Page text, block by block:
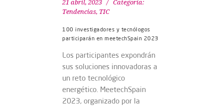
21 abril, 2023
Categoría:
Tendencias, TIC
100 investigadores y tecnólogos
participarán en meetechSpain 2023
Los participantes expondrán
sus soluciones innovadoras a
un reto tecnológico
energético. MeetechSpain
2023, organizado por la